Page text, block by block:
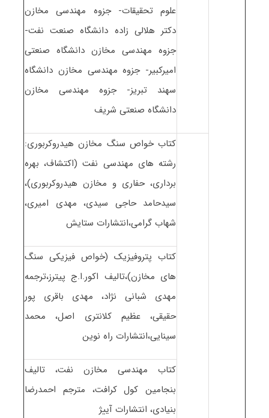
علوم تحقیقات- جزوه مهندسی مخازن
دکتر هلالی زاده دانشگاه صنعت نفت-
جزوه مهندسی مخازن دانشگاه صنعتی
امیرکبیر- جزوه مهندسی مخازن دانشگاه
سهند تبریز- جزوه مهندسی مخازن
دانشگاه صنعتی شریف
کتاب خواص سنگ مخازن هیدروکربوری:
رشته های مهندسی نفت (اکتشاف، بهره
برداری، حفاری و مخازن هیدروکربوری)،
سیدحامد حاجی سیدی، مهدی امیری،
شهاب گرامی،انتشارات ستایش
کتاب پتروفیزیک (خواص فیزیکی سنگ
های مخازن)،تالیف اکور.ا.ج پیترز،ترجمه
مهدی شبانی نژاد، مهدی باقری پور
حقیقی، عظیم کلانتری اصل، محمد
سینایی،انتشارات راه نوین
کتاب مهندسی مخازن نفت، تالیف
بنجامین کول کرافت، مترجم احمدرضا
بنیادی، انتشارات آییژ